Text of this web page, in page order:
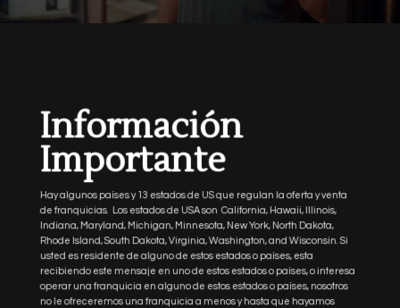
Información
Importante
Hay algunos países y 13 estados de US que regulan la oferta y venta
de franquicias. Los estados de USA son California, Hawaii, Illinois,
Indiana, Maryland, Michigan, Minnesota, New York, North Dakota,
Rhode Island, South Dakota, Virginia, Washington, and Wisconsin. Si
usted es residente de alguno de estos estados o países, esta
recibiendo este mensaje en uno de estos estados o países, o interesa
operar una franquicia en alguno de estos estados o países, nosotros
no le ofreceremos una franquicia a menos y hasta que hayamos